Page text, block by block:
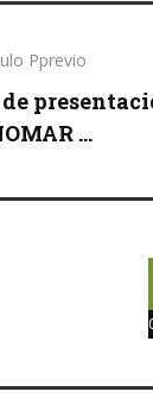
Pprevio
...